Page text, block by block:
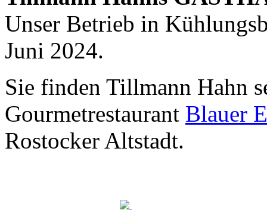
Die Suche nach
dem Neuen.
Austausch führt zur Inspiration. Neues
ist das Ergebnis ständigen Probierens.
Gelegenheit und Geschmack ist lang.
Unser Betrieb in
Juni 2024.
Sie finden Tillmann Hahn
Gourmetrestaurant Blauer
Rostocker Altstadt.